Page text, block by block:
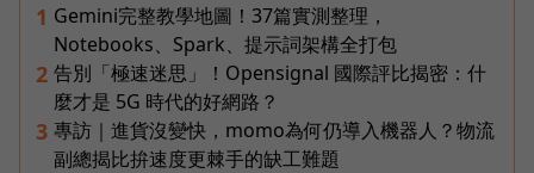
1 Gemini完整教學地圖！37篇實測整理，
Notebooks、Spark、提示詞架構全打包
2 告別「極速迷思」！Opensignal 國際評比揭密：什
麼才是 5G 時代的好網路？
3 專訪｜進貨沒變快，momo為何仍導入機器人？物流
副總揭比拚速度更棘手的缺工難題